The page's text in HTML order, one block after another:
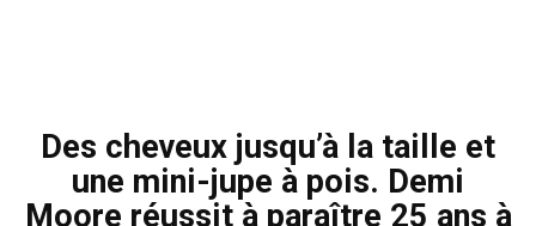
Des cheveux jusqu’à la taille et
une mini-jupe à pois. Demi
Moore réussit à paraître 25 ans à